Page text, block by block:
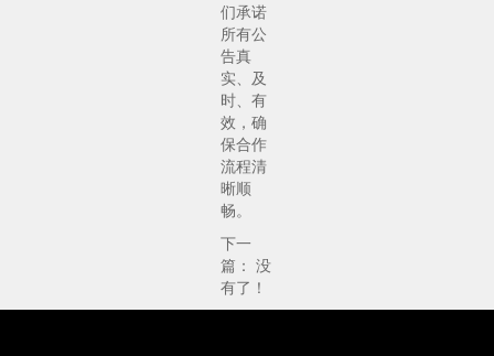
们承诺
所有公
告真
实、及
时、有
效，确
保合作
流程清
晰顺
畅。
下一
篇： 没
有了！